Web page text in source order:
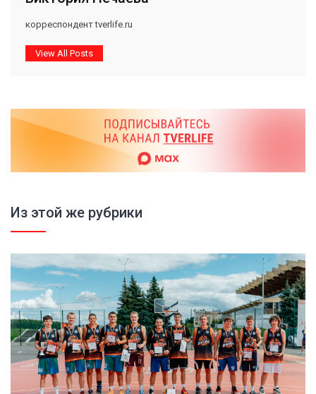
корреспондент tverlife.ru
View All Posts
Из этой же рубрики